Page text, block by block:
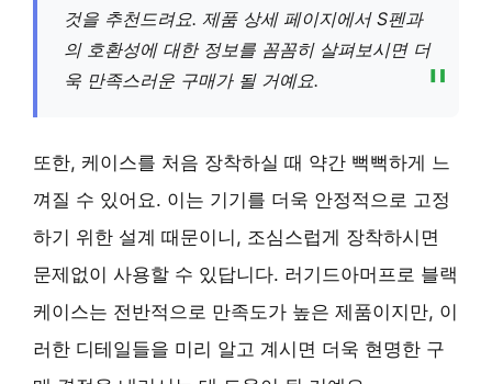
것을 추천드려요. 제품 상세 페이지에서 S펜과
의 호환성에 대한 정보를 꼼꼼히 살펴보시면 더
욱 만족스러운 구매가 될 거예요.
또한, 케이스를 처음 장착하실 때 약간 뻑뻑하게 느
껴질 수 있어요. 이는 기기를 더욱 안정적으로 고정
하기 위한 설계 때문이니, 조심스럽게 장착하시면
문제없이 사용할 수 있답니다. 러기드아머프로 블랙
케이스는 전반적으로 만족도가 높은 제품이지만, 이
러한 디테일들을 미리 알고 계시면 더욱 현명한 구